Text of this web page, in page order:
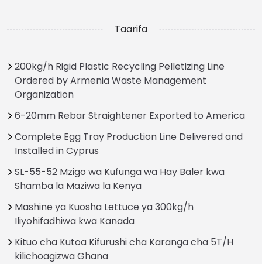
Taarifa
200kg/h Rigid Plastic Recycling Pelletizing Line
Ordered by Armenia Waste Management
Organization
6-20mm Rebar Straightener Exported to America
Complete Egg Tray Production Line Delivered and
Installed in Cyprus
SL-55-52 Mzigo wa Kufunga wa Hay Baler kwa
Shamba la Maziwa la Kenya
Mashine ya Kuosha Lettuce ya 300kg/h
Iliyohifadhiwa kwa Kanada
Kituo cha Kutoa Kifurushi cha Karanga cha 5T/H
kilichoagizwa Ghana